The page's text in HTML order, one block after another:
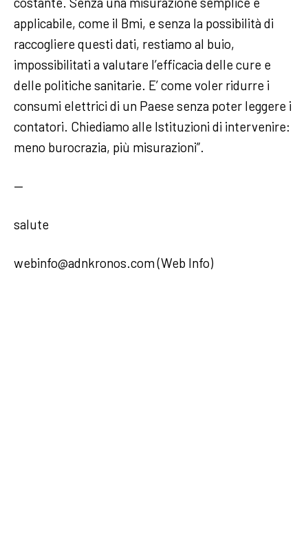
applicabile, come il Bmi, e senza la possibilità di
raccogliere questi dati, restiamo al buio,
impossibilitati a valutare l’efficacia delle cure e
delle politiche sanitarie. E’ come voler ridurre i
consumi elettrici di un Paese senza poter leggere i
contatori. Chiediamo alle Istituzioni di intervenire:
meno burocrazia, più misurazioni”.
—
salute
webinfo@adnkronos.com (Web Info)